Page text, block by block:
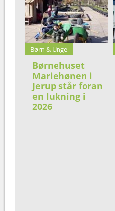
Børn & Unge
Børnehuset
Mariehønen i
Jerup står foran
en lukning i
2026